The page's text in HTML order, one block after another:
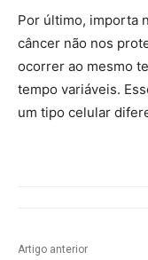
Por último, importa
câncer não nos
ocorrer ao mesmo
tempo variáveis.
um tipo celular
Artigo anterior